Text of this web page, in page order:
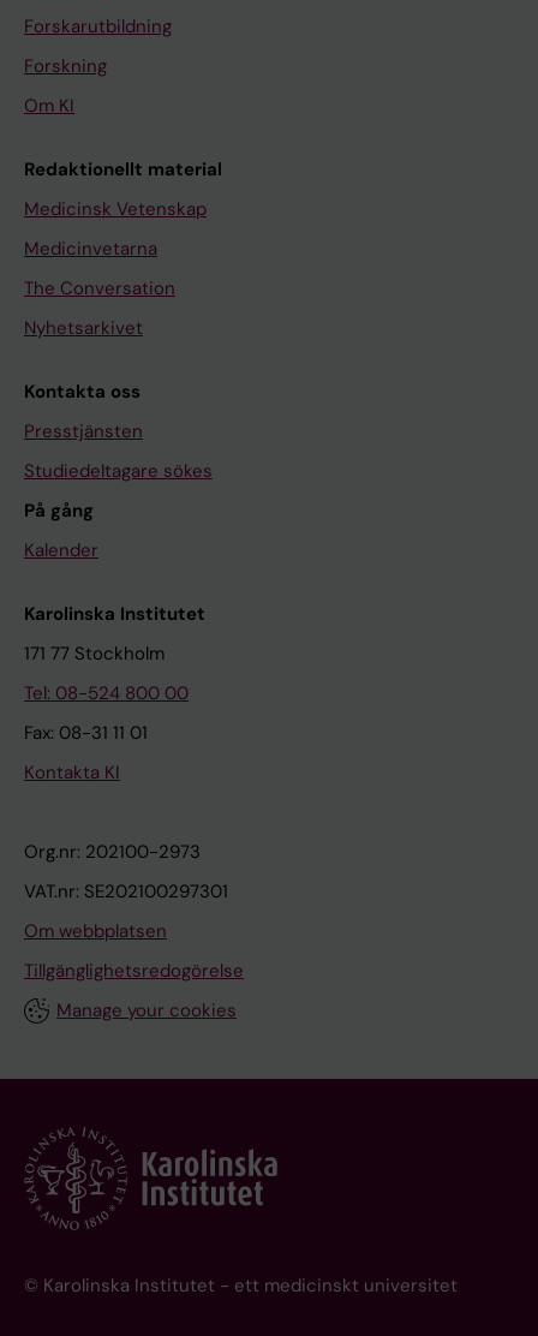
Forskarutbildning
Forskning
Om KI
Redaktionellt material
Medicinsk Vetenskap
Medicinvetarna
The Conversation
Nyhetsarkivet
Kontakta oss
Presstjänsten
Studiedeltagare sökes
På gång
Kalender
Karolinska Institutet
171 77 Stockholm
Tel: 08-524 800 00
Fax: 08-31 11 01
Kontakta KI
Org.nr: 202100-2973
VAT.nr: SE202100297301
Om webbplatsen
Tillgänglighetsredogörelse
Manage your cookies
© Karolinska Institutet - ett medicinskt universitet